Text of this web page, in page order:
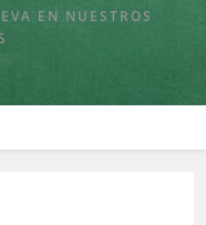
EN NUESTROS